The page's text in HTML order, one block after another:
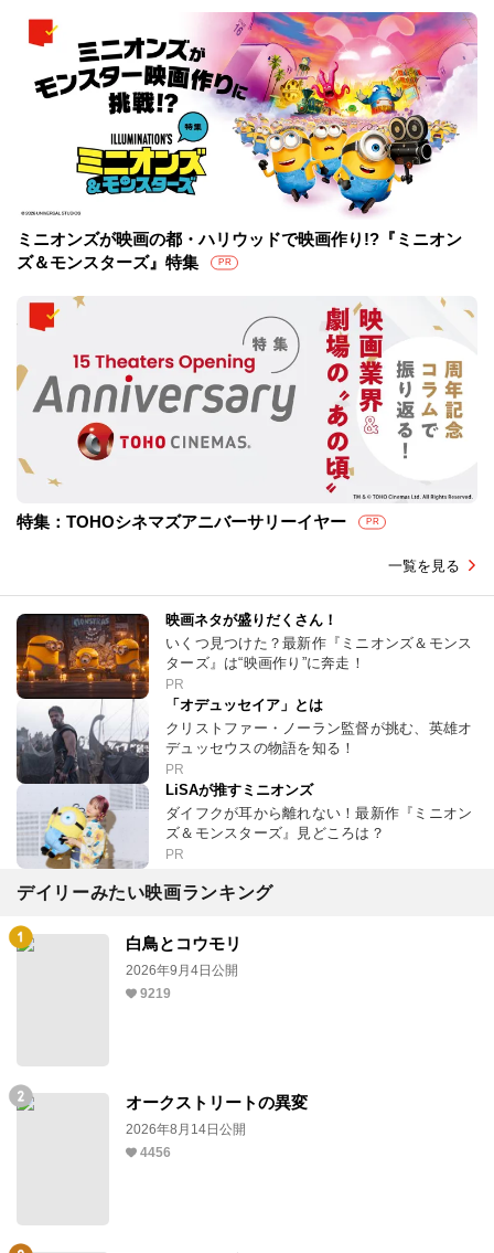
ミニオンズが映画の都・ハリウッドで映画作り!?『ミニオン
ズ＆モンスターズ』特集
PR
特集：TOHOシネマズアニバーサリーイヤー PR
一覧を見る
映画ネタが盛りだくさん！
いくつ見つけた？最新作『ミニオンズ＆モンス
ターズ』は“映画作り”に奔走！
PR
「オデュッセイア」とは
クリストファー・ノーラン監督が挑む、英雄オ
デュッセウスの物語を知る！
PR
LiSAが推すミニオンズ
ダイフクが耳から離れない！最新作『ミニオン
ズ＆モンスターズ』見どころは？
PR
デイリーみたい映画ランキング
白鳥とコウモリ
2026年9月4日公開
9219
オークストリートの異変
2026年8月14日公開
4456